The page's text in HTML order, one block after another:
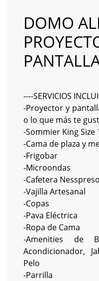
DOMO
----SERVICIOS
-Proyector y
o lo que más te
-Sommier King Size
-Cama de plaza y
-Frigobar
-Microondas
-Cafetera
-Vajilla Artesanal
-Copas
-Pava Eléctrica
-Ropa de Cama
-Amenities de
Acondicionador,
Pelo
-Parrilla